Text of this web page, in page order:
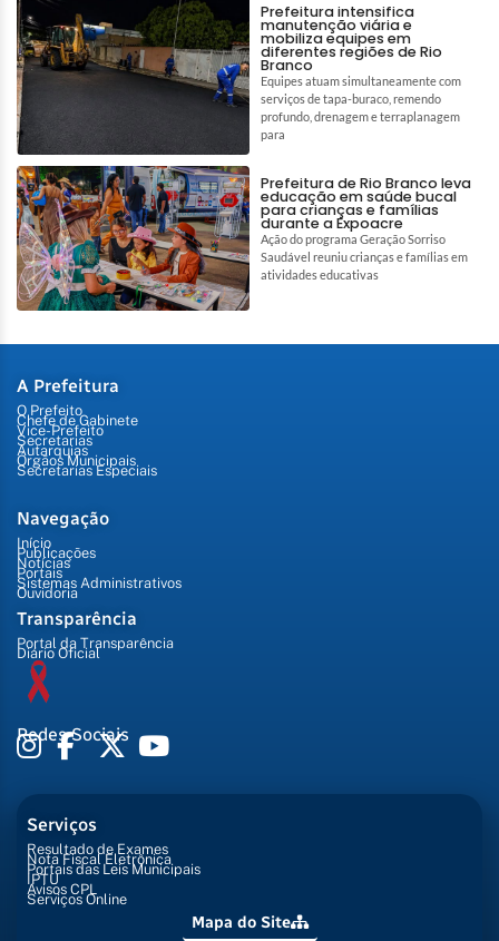
Prefeitura intensifica
manutenção viária e
mobiliza equipes em
diferentes regiões de Rio
Branco
Equipes atuam simultaneamente com
serviços de tapa-buraco, remendo
profundo, drenagem e terraplanagem
para
Prefeitura de Rio Branco leva
educação em saúde bucal
para crianças e famílias
durante a Expoacre
Ação do programa Geração Sorriso
Saudável reuniu crianças e famílias em
atividades educativas
A Prefeitura
O Prefeito
Chefe de Gabinete
Vice-Prefeito
Secretarias
Autarquias
Órgãos Municipais
Secretarias Especiais
Navegação
Início
Publicações
Notícias
Portais
Sistemas Administrativos
Ouvidoria
Transparência
Portal da Transparência
Diário Oficial
Redes Sociais
Serviços
Resultado de Exames
Nota Fiscal Eletrônica
Portais das Leis Municipais
IPTU
Avisos CPL
Serviços Online
Mapa do Site